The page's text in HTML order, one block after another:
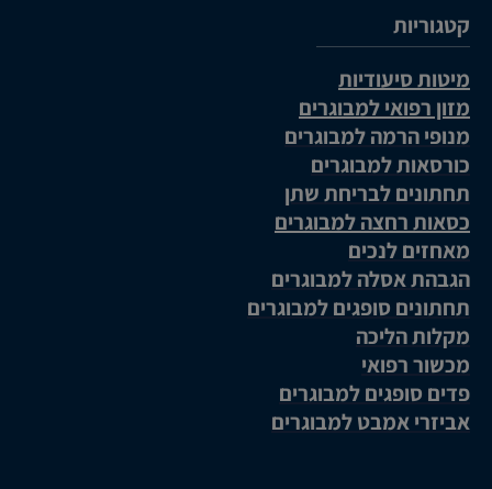
קטגוריות
מיטות סיעודיות
מזון רפואי למבוגרים
מנופי הרמה למבוגרים
כורסאות למבוגרים
תחתונים לבריחת שתן
כסאות רחצה למבוגרים
מאחזים לנכים
הגבהת אסלה למבוגרים
תחתונים סופגים למבוגרים
מקלות הליכה
מכשור רפואי
פדים סופגים למבוגרים
אביזרי אמבט למבוגרים